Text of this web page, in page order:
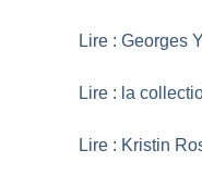
Lire : Georges
Lire : la
Lire : Kristin